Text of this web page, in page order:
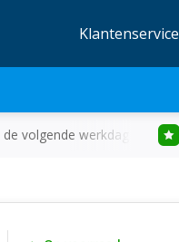
Klantenservice
de volgende werkdag in huis